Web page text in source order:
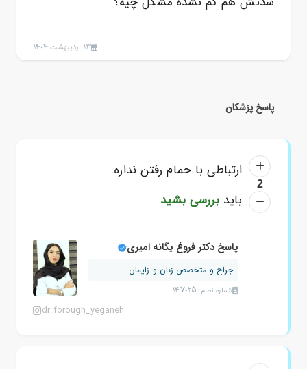
13 اردیبهشت 1404
پاسخ پزشکان
2
ارتباطی با حمام رفتن نداره.
باید بررسی بشید
پاسخ دکتر فروغ یگانه امیری
جراح و متخصص زنان و زایمان
شماره نظام: 147025
dr.forough_yeganeh